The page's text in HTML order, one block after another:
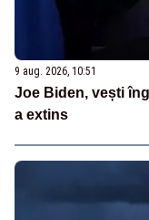
9 aug. 2026, 10:51
Joe Biden, vești
a extins